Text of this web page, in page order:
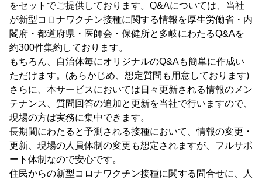
をセットでご提供しております。Q&Aについては、当社
が新型コロナワクチン接種に関する情報を厚生労働省・内
閣府・都道府県・医師会・保健所と多岐にわたるQ&Aを
約300件集約しております。
もちろん、自治体毎にオリジナルのQ&Aも簡単に作成い
ただけます。(あらかじめ、想定質問も用意しております)
さらに、本サービスにおいては日々更新される情報のメン
テナンス、質問回答の追加と更新を当社で行いますので、
現場の方は実務に集中できます。
長期間にわたると予測される接種において、情報の変更・
更新、現場の人員体制の変更も想定されますが、フルサポ
ート体制なので安心です。
住民からの新型コロナワクチン接種に関する問合せに、人